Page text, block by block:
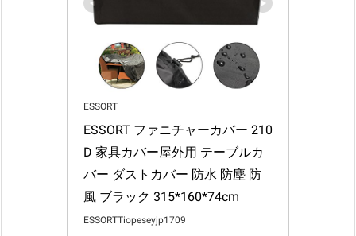
ESSORT
ESSORT ファニチャーカバー 210
D 家具カバー屋外用 テーブルカ
バー ダストカバー 防水 防塵 防
風 ブラック 315*160*74cm
ESSORTTiopeseyjp1709